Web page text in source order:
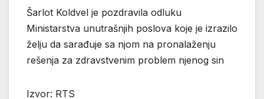
Šarlot Koldvel je pozdravila odluku
Ministarstva unutrašnjih poslova koje je izrazilo
želju da sarađuje sa njom na pronalaženju
rešenja za zdravstvenim problem njenog sin
Izvor: RTS